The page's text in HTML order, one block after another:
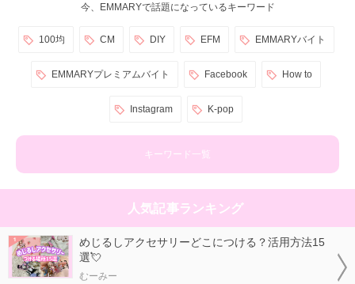
今、EMMARYで話題になっているキーワード
100均 CM DIY EFM EMMARYバイト
EMMARYプレミアムバイト Facebook How to
Instagram K-pop
キーワード一覧
人気記事ランキング
めじるしアクセサリーどこにつける？活用方法15
選💘
むーみー